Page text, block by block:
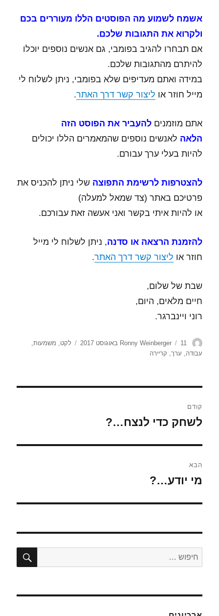
אשמח לשמוע מה הפוסטים הללו מעוררים בכם
ולקרוא את התגובות שלכם.
אם תבחרו להגיב בפומבי, גם אנשים נוספים יוכלו
להיתרם מהתגובות שלכם.
במידה ואתם מעדיפים שלא בפומבי, ניתן לשלוח לי
מייל חוזר או ליצור קשר דרך האתר.
אתם מוזמניםלהעביר את הפוסט הזה
הלאה לאנשים נוספים שהמאמרים הללו יכולים
להיות בעלי ערך עבורם.
להצטרפות לרשימת התפוצה שלי ניתן להכניס את
פרטיכם באתר (צד שמאל למעלה)
או להיות איתי בקשר ואני אעשה זאת עבורכם.
להזמנת הרצאה או סדנה, ניתן לשלוח לי מייל
חוזר או ליצור קשר דרך האתר.
שבת של שלום,
חיים מלאים, היום,
רוני ויינברגר.
מחבר Ronny Weinberger
פורסם
בתאריך
11 באוגוסט 2017 תגיות
לקט, משמעות,
עבודה, ערך, קריירה
קודם
הפוסט
לשחק כדי לנצח…?
הבא
הפוסט
מי יודע…?
חפש: